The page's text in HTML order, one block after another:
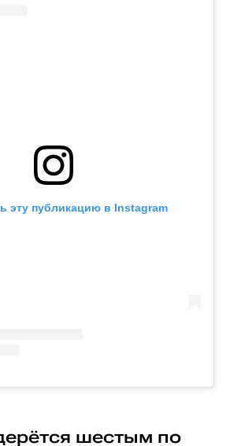
эту публикацию в Instagram
шестым по